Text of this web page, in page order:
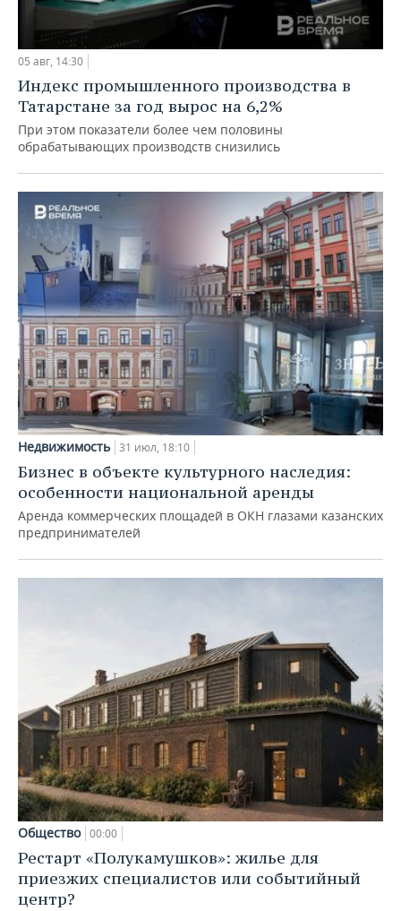
05 авг, 14:30
Индекс промышленного производства в
Татарстане за год вырос на 6,2%
При этом показатели более чем половины
обрабатывающих производств снизились
Недвижимость 31 июл, 18:10
Бизнес в объекте культурного наследия:
особенности национальной аренды
Аренда коммерческих площадей в ОКН глазами казанских
предпринимателей
Общество 00:00
Рестарт «Полукамушков»: жилье для
приезжих специалистов или событийный
центр?